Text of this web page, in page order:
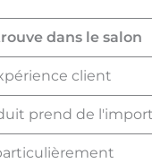
dans le salon
client
prend de